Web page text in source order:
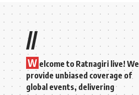
//
W elcome to Ratnagiri live! We
provide unbiased coverage of
global events, delivering